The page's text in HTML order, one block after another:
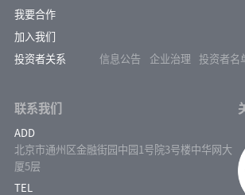
我要合作
加入我们
投资者关系
信息公告 企业治理 投资者名
联系我们
ADD
北京市通州区金融街园中园1号院3号楼中华网大
厦5层
TEL